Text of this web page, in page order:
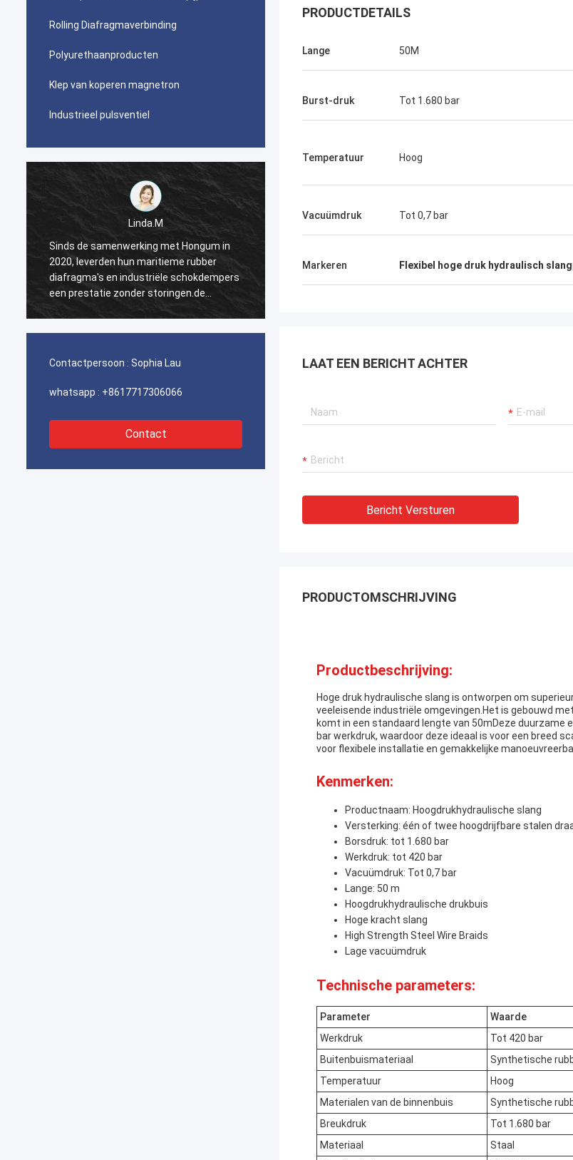
Rolling Diafragmaverbinding
Polyurethaanproducten
Klep van koperen magnetron
Industrieel pulsventiel
Linda.M
Sinds de samenwerking met Hongum in
2020, leverden hun maritieme rubber
diafragma's en industriële schokdempers
een prestatie zonder storingen.de
ononderbroken werking van onze
Linda.M
2020, leverden hun maritieme rubber
Contactpersoon : Sophia Lau
whatsapp : +8617717306066
Contact
PRODUCTDETAILS
Lange 50M
Burst-druk Tot 1.680 bar
Temperatuur Hoog
Vacuümdruk Tot 0,7 bar
Markeren Flexibel hoge druk hydraulisch
LAAT EEN BERICHT ACHTER
Bericht Versturen
PRODUCTOMSCHRIJVING
Productbeschrijving:
Hoge druk hydraulische slang is ontworpen om
veeleisende industriële omgevingen.Het is gebouwd
komt in een standaard lengte van 50mDeze duurzame
bar werkdruk, waardoor deze ideaal is voor een breed
voor flexibele installatie en gemakkelijke
Kenmerken:
Productnaam: Hoogdrukhydraulische slang
Versterking: één of twee hoogdrijfbare stalen
Borsdruk: tot 1.680 bar
Werkdruk: tot 420 bar
Vacuümdruk: Tot 0,7 bar
Lange: 50 m
Hoogdrukhydraulische drukbuis
Hoge kracht slang
High Strength Steel Wire Braids
Lage vacuümdruk
Technische parameters:
Parameter
Waarde
Werkdruk
Tot 420 bar
Buitenbuismateriaal
Synthetische
Temperatuur
Hoog
Materialen van de binnenbuis
Synthetische
Breukdruk
Tot 1.680 bar
Materiaal
Staal